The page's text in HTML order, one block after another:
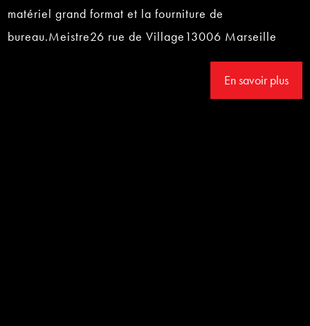
matériel grand format et la fourniture de
bureau.Meistre26 rue de Village13006 Marseille
En savoir plus